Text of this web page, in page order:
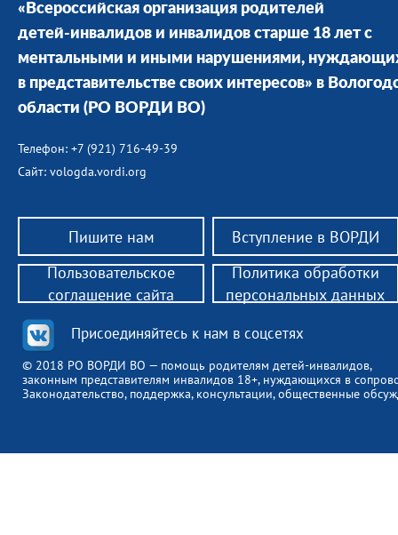
«Всероссийская организация родителей
детей-инвалидов и инвалидов старше 18 лет с
ментальными и иными нарушениями,
в представительстве своих интересов» в
области (РО ВОРДИ ВО)
Телефон: +7 (921) 716-49-39
Сайт: vologda.vordi.org
Пишите нам Вступление в ВОРДИ
© 2018 РО ВОРДИ ВО — помощь родителям детей-инвалидов,
законным представителям инвалидов 18+, нуждающихся в
Законодательство, поддержка, консультации, общественные
Присоединяйтесь к нам в соцсетях
Пользовательское
соглашение сайта
Политика обработки
персональных данных